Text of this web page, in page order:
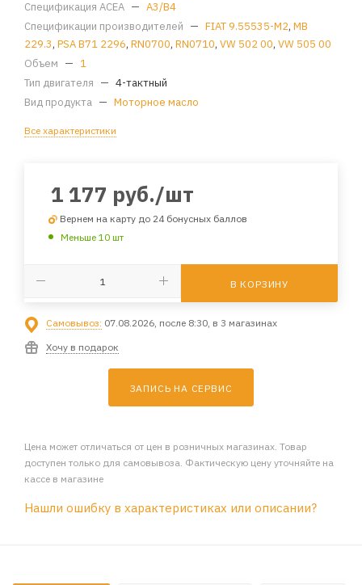
Спецификация ACEA — A3/B4
Спецификации производителей — FIAT 9.55535-M2, MB
229.3, PSA B71 2296, RN0700, RN0710, VW 502 00, VW 505 00
Объем — 1
Тип двигателя — 4-тактный
Вид продукта — Моторное масло
Все характеристики
1 177 руб./шт
Вернем на карту до 24 бонусных баллов
Меньше 10 шт
В КОРЗИНУ
Самовывоз: 07.08.2026, после 8:30, в 3 магазинах
Хочу в подарок
ЗАПИСЬ НА СЕРВИС
Цена может отличаться от цен в розничных магазинах. Товар
доступен только для самовывоза. Фактическую цену уточняйте на
кассе в магазине
Нашли ошибку в характеристиках или описании?